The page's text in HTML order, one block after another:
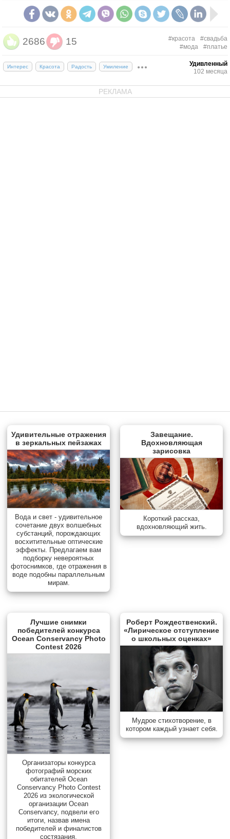
2686 15 #красота
#свадьба
#мода
#платье
Интерес Красота Радость Умиление
Удивленный
102 месяца
РЕКЛАМА
Удивительные отражения
в зеркальных пейзажах
Вода и свет - удивительное
сочетание двух волшебных
субстанций, порождающих
восхитительные оптические
эффекты. Предлагаем вам
подборку невероятных
фотоснимков, где отражения в
воде подобны параллельным
мирам.
Завещание.
Вдохновляющая
зарисовка
Короткий рассказ,
вдохновляющий жить.
Лучшие снимки
победителей конкурса
Ocean Conservancy Photo
Contest 2026
Организаторы конкурса
фотографий морских
обитателей Ocean
Conservancy Photo Contest
2026 из экологической
организации Ocean
Conservancy, подвели его
итоги, назвав имена
победителей и финалистов
состязания.
Роберт Рождественский.
«Лирическое отступление
о школьных оценках»
Мудрое стихотворение, в
котором каждый узнает себя.